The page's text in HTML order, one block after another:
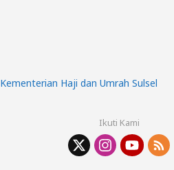
Kementerian Haji dan Umrah Sulsel
Ikuti Kami